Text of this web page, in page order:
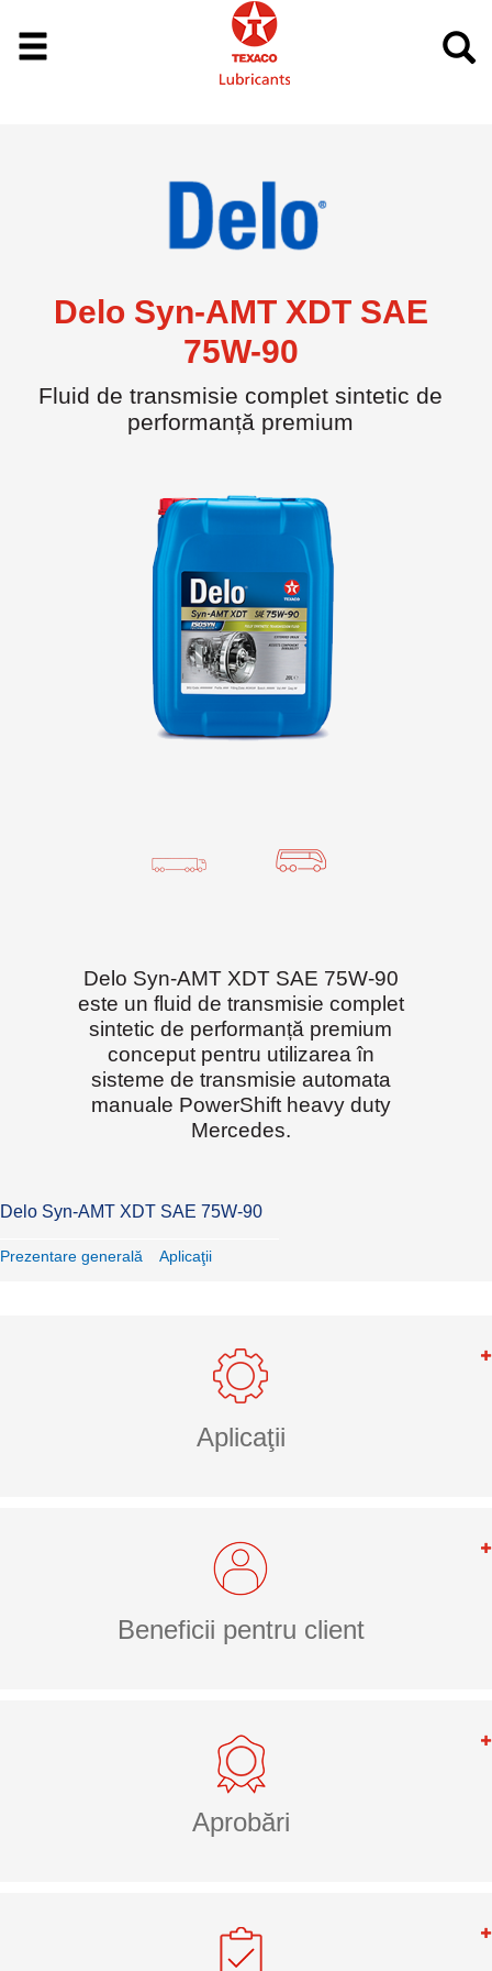
Delo Syn-AMT XDT SAE
75W-90
Fluid de transmisie complet sintetic de
performanță premium
Delo Syn-AMT XDT SAE 75W-90
este un fluid de transmisie complet
sintetic de performanță premium
conceput pentru utilizarea în
sisteme de transmisie automata
manuale PowerShift heavy duty
Mercedes.
Delo Syn-AMT XDT SAE 75W-90
Prezentare generală Aplicaţii
Aplicaţii
Beneficii pentru client
Aprobări